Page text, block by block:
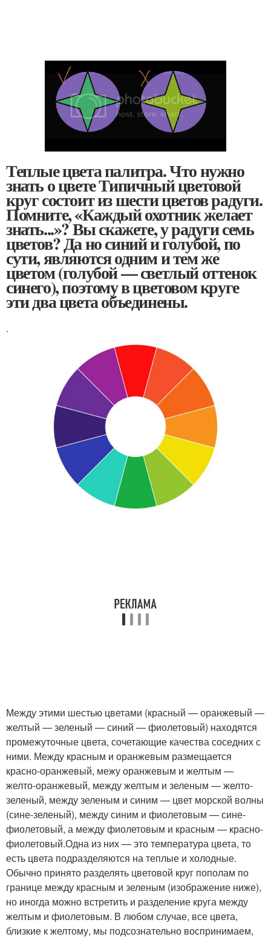
Теплые цвета палитра. Что нужно
знать о цвете Типичный цветовой
круг состоит из шести цветов радуги.
Помните, «Каждый охотник желает
знать...»? Вы скажете, у радуги семь
цветов? Да но синий и голубой, по
сути, являются одним и тем же
цветом (голубой — светлый оттенок
синего), поэтому в цветовом круге
эти два цвета объединены.
.
Между этими шестью цветами (красный — оранжевый —
желтый — зеленый — синий — фиолетовый) находятся
промежуточные цвета, сочетающие качества соседних с
ними. Между красным и оранжевым размещается
красно-оранжевый, межу оранжевым и желтым —
желто-оранжевый, между желтым и зеленым — желто-
зеленый, между зеленым и синим — цвет морской волны
(сине-зеленый), между синим и фиолетовым — сине-
фиолетовый, а между фиолетовым и красным — красно-
фиолетовый.Одна из них — это температура цвета, то
есть цвета подразделяются на теплые и холодные.
Обычно принято разделять цветовой круг пополам по
границе между красным и зеленым (изображение ниже),
но иногда можно встретить и разделение круга между
желтым и фиолетовым. В любом случае, все цвета,
близкие к желтому, мы подсознательно воспринимаем,